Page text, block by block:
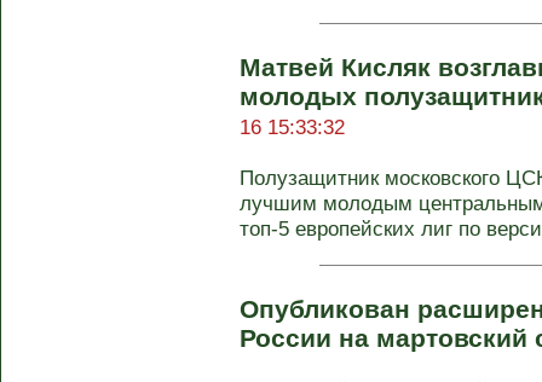
Матвей Кисляк
молодых
16 15:33:32
Полузащитник московского
лучшим молодым
топ-5 европейских лиг по
Опубликован
России на мартовский